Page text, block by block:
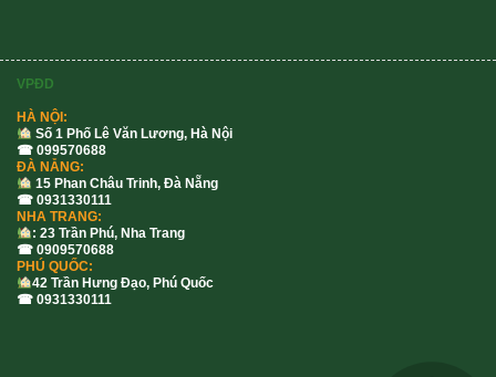
VPĐD
HÀ NỘI:
Số 1 Phố Lê Văn Lương, Hà Nội
☎ 099570688
ĐÀ NẴNG:
15 Phan Châu Trinh, Đà Nẵng
☎ 0931330111
NHA TRANG:
: 23 Trần Phú, Nha Trang
☎ 0909570688
PHÚ QUỐC:
42 Trần Hưng Đạo, Phú Quốc
☎ 0931330111